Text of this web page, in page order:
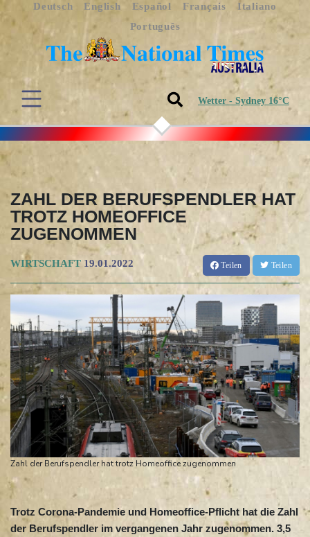
Deutsch English Español Français
Italiano
Português
Wetter - Sydney 16°C
ZAHL DER BERUFSPENDLER HAT
TROTZ HOMEOFFICE
ZUGENOMMEN
WIRTSCHAFT 19.01.2022 Teilen Teilen
Zahl der Berufspendler hat trotz Homeoffice zugenommen
Trotz Corona-Pandemie und Homeoffice-Pflicht hat die Zahl
der Berufspendler im vergangenen Jahr zugenommen. 3,5